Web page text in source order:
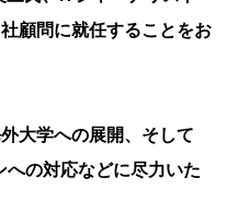
顧問に就任することをお
大学への展開、そして
の対応などに尽力いた